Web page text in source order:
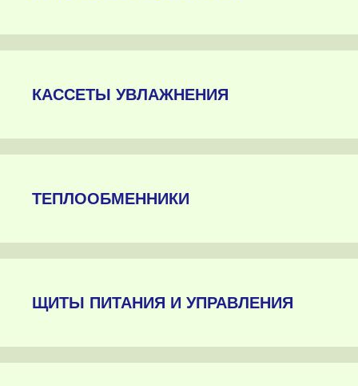
КАССЕТЫ УВЛАЖНЕНИЯ
ТЕПЛООБМЕННИКИ
ЩИТЫ ПИТАНИЯ И УПРАВЛЕНИЯ